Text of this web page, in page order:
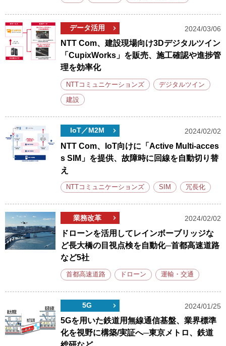
データ活用 2024/03/06
NTT Com、建設現場向け3Dデジタルツイン
「CupixWorks」を販売、施工確認や進捗管
理を効率化
NTTコミュニケーションズ デジタルツイン
建設
IoT／M2M 2024/02/02
NTT Com、IoT向けに「Active Multi-acces
s SIM」を提供、故障時に回線を自動切り替
え
NTTコミュニケーションズ SIM 冗長化
業務改革 2024/02/02
ドローンを活用してレインボーブリッジな
ど長大橋の目視点検を自動化─首都高速道路
など5社
首都高速道路 ドローン 運輸・交通
5G 2024/01/25
5Gを用いた鉄道用無線通信基盤、業界標準
化を視野に構築/実証へ─東京メトロ、鉄道